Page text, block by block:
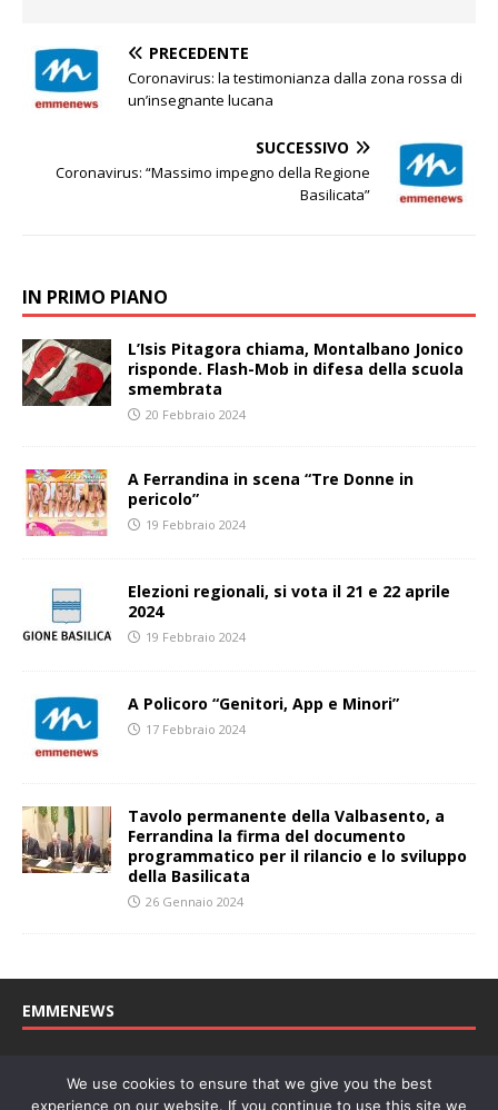
PRECEDENTE
Coronavirus: la testimonianza dalla zona rossa di
un’insegnante lucana
SUCCESSIVO
Coronavirus: “Massimo impegno della Regione
Basilicata”
IN PRIMO PIANO
L’Isis Pitagora chiama, Montalbano Jonico
risponde. Flash-Mob in difesa della scuola
smembrata
20 Febbraio 2024
A Ferrandina in scena “Tre Donne in
pericolo”
19 Febbraio 2024
Elezioni regionali, si vota il 21 e 22 aprile
2024
19 Febbraio 2024
A Policoro “Genitori, App e Minori”
17 Febbraio 2024
Tavolo permanente della Valbasento, a
Ferrandina la firma del documento
programmatico per il rilancio e lo sviluppo
della Basilicata
26 Gennaio 2024
EMMENEWS
27/04/2011. Direttore Responsabile: Concetta Monzo, Editore: Deah
We use cookies to ensure that we give you the best
experience on our website. If you continue to use this site we